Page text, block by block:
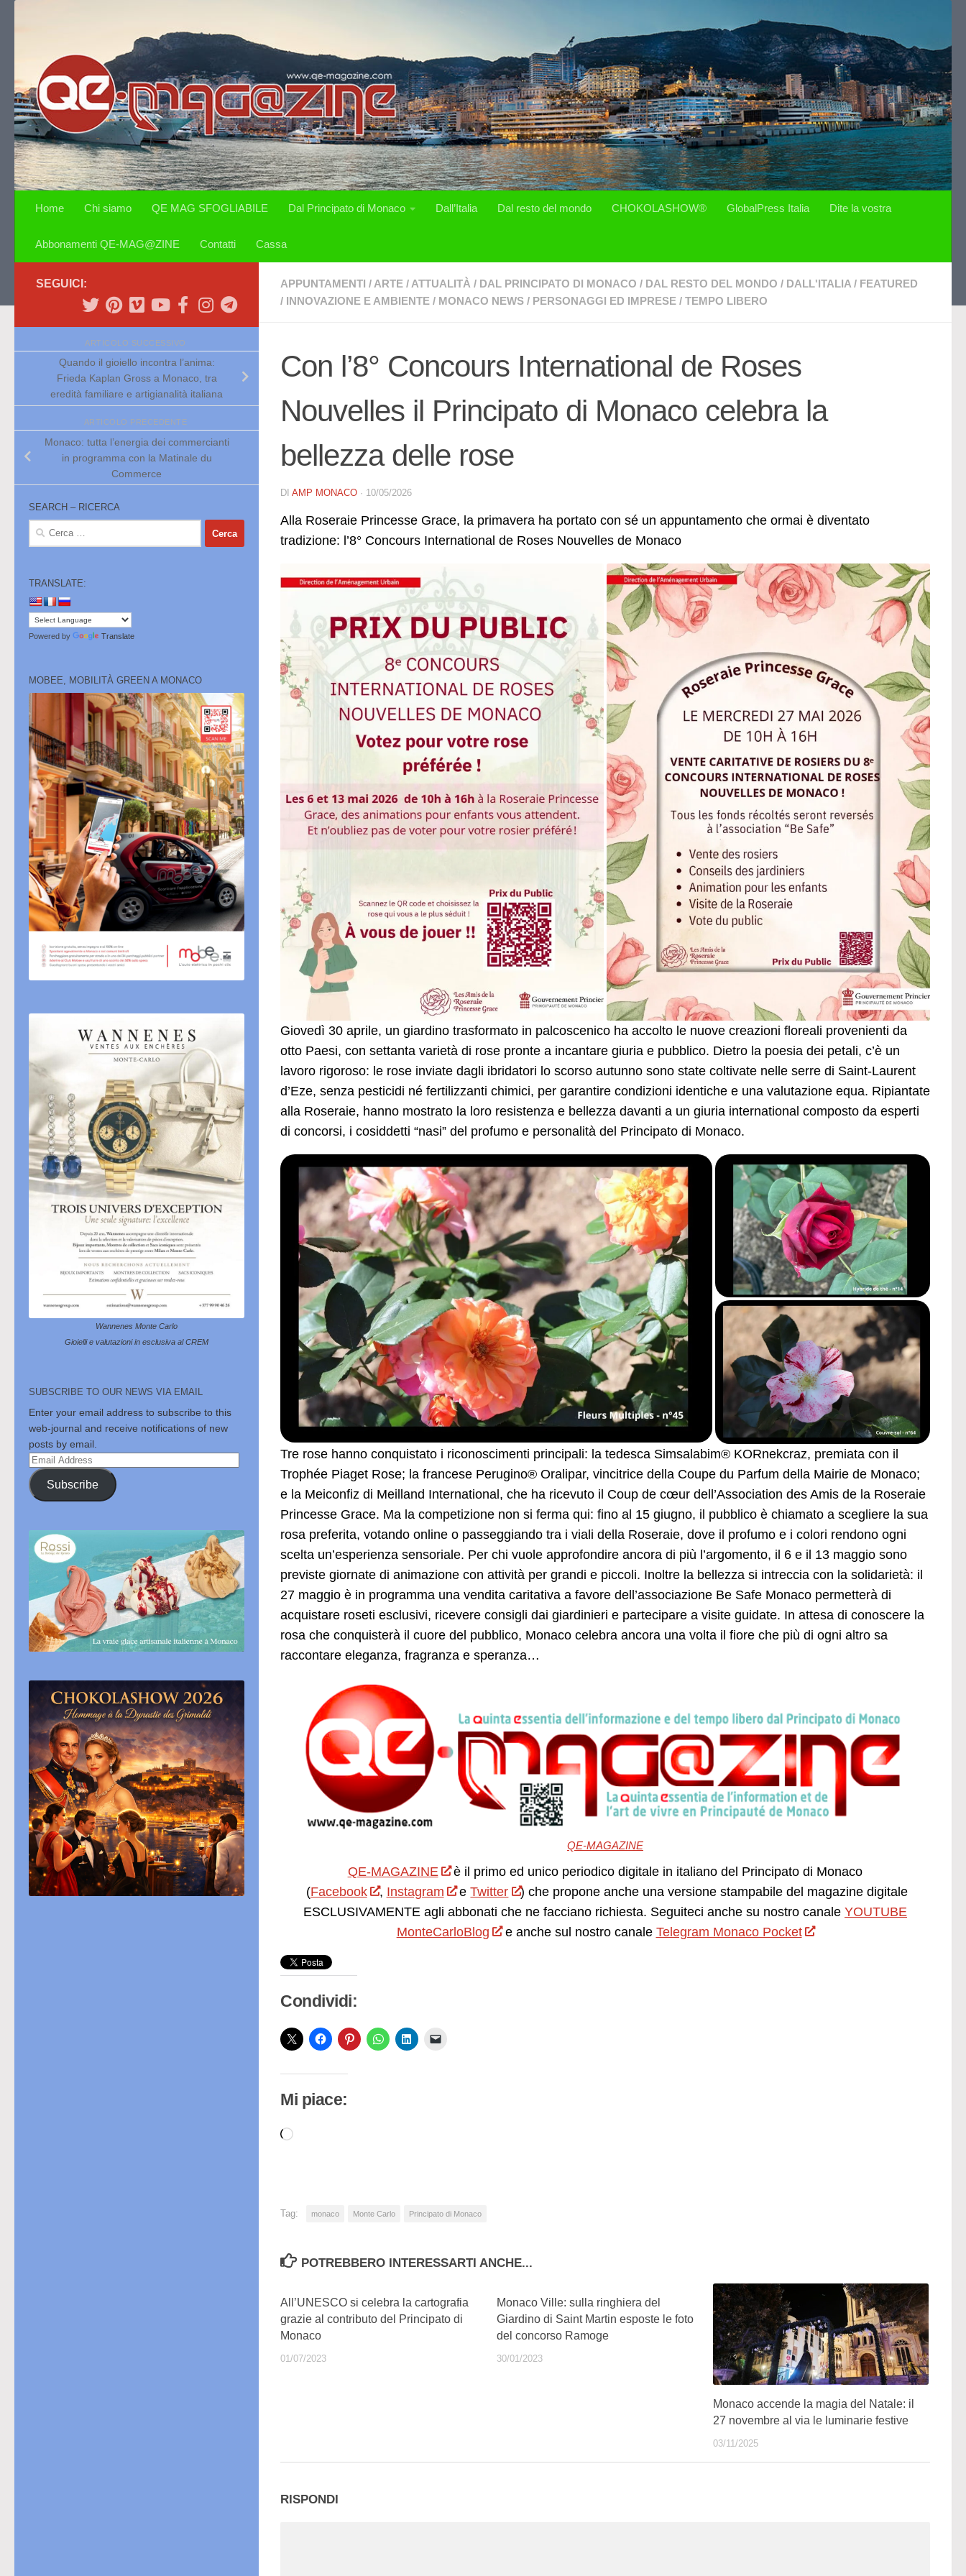
Home Chi siamo QE MAG SFOGLIABILE Dal Principato di Monaco Dall’Italia Dal resto del mondo CHOKOLASHOW® GlobalPress Italia Dite la vostra
Abbonamenti QE-MAG@ZINE Contatti Cassa
APPUNTAMENTI / ARTE / ATTUALITÀ / DAL PRINCIPATO DI MONACO / DAL RESTO DEL MONDO / DALL'ITALIA / FEATURED
/ INNOVAZIONE E AMBIENTE / MONACO NEWS / PERSONAGGI ED IMPRESE / TEMPO LIBERO
Con l’8° Concours International de Roses
Nouvelles il Principato di Monaco celebra la
bellezza delle rose
DI AMP MONACO · 10/05/2026
Alla Roseraie Princesse Grace, la primavera ha portato con sé un appuntamento che ormai è diventato
tradizione: l’8° Concours International de Roses Nouvelles de Monaco
Giovedì 30 aprile, un giardino trasformato in palcoscenico ha accolto le nuove creazioni floreali provenienti da
otto Paesi, con settanta varietà di rose pronte a incantare giuria e pubblico. Dietro la poesia dei petali, c’è un
lavoro rigoroso: le rose inviate dagli ibridatori lo scorso autunno sono state coltivate nelle serre di Saint-Laurent
d’Eze, senza pesticidi né fertilizzanti chimici, per garantire condizioni identiche e una valutazione equa. Ripiantate
alla Roseraie, hanno mostrato la loro resistenza e bellezza davanti a un giuria international composto da esperti
di concorsi, i cosiddetti “nasi” del profumo e personalità del Principato di Monaco.
Tre rose hanno conquistato i riconoscimenti principali: la tedesca Simsalabim® KORnekcraz, premiata con il
Trophée Piaget Rose; la francese Perugino® Oralipar, vincitrice della Coupe du Parfum della Mairie de Monaco;
e la Meiconfiz di Meilland International, che ha ricevuto il Coup de cœur dell’Association des Amis de la Roseraie
Princesse Grace. Ma la competizione non si ferma qui: fino al 15 giugno, il pubblico è chiamato a scegliere la sua
rosa preferita, votando online o passeggiando tra i viali della Roseraie, dove il profumo e i colori rendono ogni
scelta un’esperienza sensoriale. Per chi vuole approfondire ancora di più l’argomento, il 6 e il 13 maggio sono
previste giornate di animazione con attività per grandi e piccoli. Inoltre la bellezza si intreccia con la solidarietà: il
27 maggio è in programma una vendita caritativa a favore dell’associazione Be Safe Monaco permetterà di
acquistare roseti esclusivi, ricevere consigli dai giardinieri e partecipare a visite guidate. In attesa di conoscere la
rosa che conquisterà il cuore del pubblico, Monaco celebra ancora una volta il fiore che più di ogni altro sa
raccontare eleganza, fragranza e speranza…
QE-MAGAZINE
QE-MAGAZINE
è il primo ed unico periodico digitale in italiano del Principato di Monaco
(Facebook , Instagram eTwitter
) che propone anche una versione stampabile del magazine digitale
ESCLUSIVAMENTE agli abbonati che ne facciano richiesta. Seguiteci anche su nostro canale YOUTUBE
MonteCarloBlog
e anche sul nostro canale Telegram Monaco Pocket
Condividi:
Mi piace:
Caricamento
Tag: monaco Monte Carlo Principato di Monaco
POTREBBERO INTERESSARTI ANCHE...
All’UNESCO si celebra la cartografia
grazie al contributo del Principato di
Monaco
01/07/2023
Monaco Ville: sulla ringhiera del
Giardino di Saint Martin esposte le foto
del concorso Ramoge
30/01/2023
Monaco accende la magia del Natale: il
27 novembre al via le luminarie festive
03/11/2025
RISPONDI
SEGUICI:
ARTICOLO SUCCESSIVO
Quando il gioiello incontra l’anima:
Frieda Kaplan Gross a Monaco, tra
eredità familiare e artigianalità italiana
ARTICOLO PRECEDENTE
Monaco: tutta l’energia dei commercianti
in programma con la Matinale du
Commerce
SEARCH – RICERCA
Ricerca
TRANSLATE:
Powered by Translate
MOBEE, MOBILITÀ GREEN A MONACO
Wannenes Monte Carlo
Gioielli e valutazioni in esclusiva al CREM
SUBSCRIBE TO OUR NEWS VIA EMAIL
Enter your email address to subscribe to this
web-journal and receive notifications of new
posts by email.
Email
Address
Subscribe